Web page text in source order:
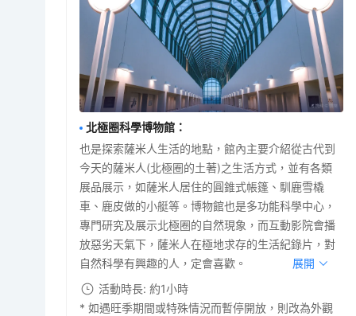
北極圈科學博物館 ：
也是探索薩米人生活的地點，館內主要介紹從古代到
今天的薩米人(北極圈的土著)之生活方式，並有各類
展品展示，如薩米人居住的圓錐式帳篷、馴鹿雪橇
車、鹿皮做的小艇等。博物館也是多功能科學中心，
專門研究及展示北極圈的自然現象，而互動影院會播
放惡劣天氣下，薩米人在極地求存的生活紀錄片，對
自然科學有興趣的人，定會喜歡。
展開
活動時長: 約1小時
* 如遇旺季期間或特殊情況而暫停開放，則改為外觀